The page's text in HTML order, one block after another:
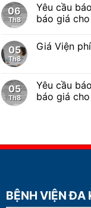
06
Th8
Yêu cầu
báo giá
05
Th8
Giá Viện phí
05
Th8
Yêu cầu
báo giá
BỆNH VIỆN ĐA